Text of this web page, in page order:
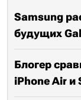
Samsung
будущих
Блогер
iPhone Air и